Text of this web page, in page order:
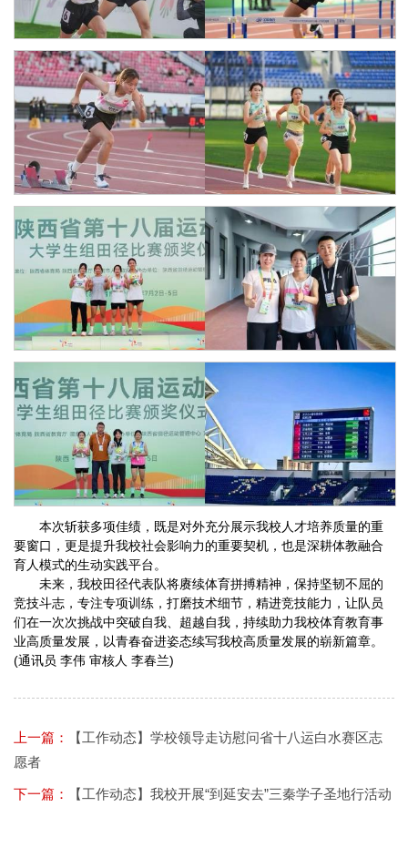
本次斩获多项佳绩，既是对外充分展示我校人才培养质量的重
要窗口，更是提升我校社会影响力的重要契机，也是深耕体教融合
育人模式的生动实践平台。
未来，我校田径代表队将赓续体育拼搏精神，保持坚韧不屈的
竞技斗志，专注专项训练，打磨技术细节，精进竞技能力，让队员
们在一次次挑战中突破自我、超越自我，持续助力我校体育教育事
业高质量发展，以青春奋进姿态续写我校高质量发展的崭新篇章。
(通讯员 李伟 审核人 李春兰)
上一篇：
【工作动态】学校领导走访慰问省十八运白水赛区志
愿者
下一篇： 【工作动态】我校开展“到延安去”三秦学子圣地行活动